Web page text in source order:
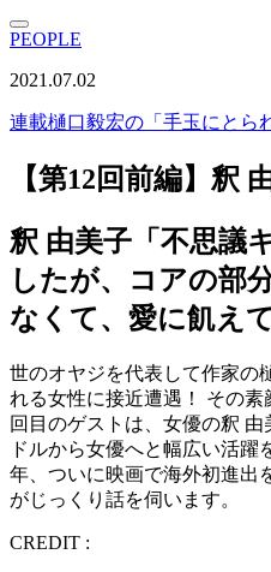
PEOPLE
2021.07.02
連載樋口毅宏の「手玉にとら
【第12回前編】釈
釈 由美子「不思議
したが、コアの部
なくて、愛に飢え
世のオヤジを代表して作家の
れる女性に接近遭遇！ その
回目のゲストは、女優の釈
ドルから女優へと幅広い活躍
年、ついに映画で海外初進出
がじっくり話を伺います。
CREDIT :